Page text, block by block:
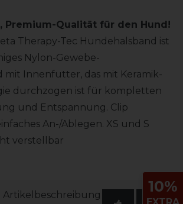
Premium-Qualität für den Hund!
Therapy-Tec Hundehalsband ist
Nylon-Gewebe-
mit Innenfutter, das mit Keramik-
durchzogen ist für kompletten
und Entspannung. Clip
An-/Ablegen. XS und S
verstellbar
Artikelbeschreibung
10%